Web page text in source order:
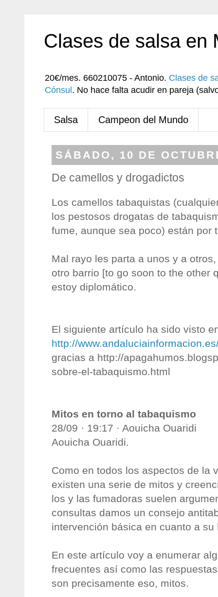
Clases de salsa en
20€/mes. 660210075 - Antonio. Clases de
Cónsul . No hace falta acudir en pareja
Salsa Campeon del Mundo
SÁBADO, 10 DE
De camellos y drogadictos
Los camellos tabaquistas
los pestosos drogatas de
fume, aunque sea poco) están por
Mal rayo les parta a unos y a
otro barrio [to go soon to the other
estoy diplomático.
El siguiente artículo ha sido visto
http://
gracias a http://
sobre-el-tabaquismo.html
Mitos en torno al tabaquismo
28/09 · 19:17 · Aouicha Ouaridi
Aouicha Ouaridi.
Como en todos los aspectos de la
existen una serie de mitos y
los y las fumadoras suelen
consultas damos un consejo
intervención básica en cuanto a su
En este artículo voy a enumerar
frecuentes así como las
son precisamente eso, mitos.